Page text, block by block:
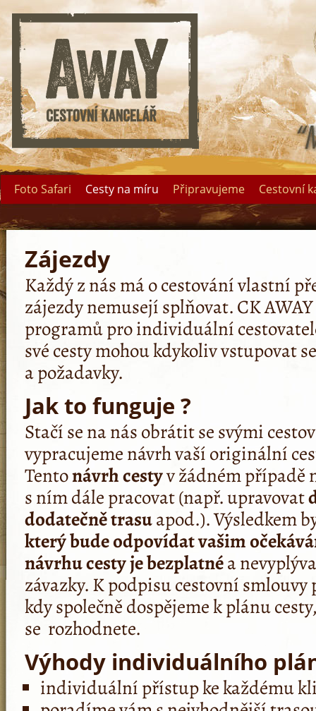
Foto Safari Cesty na míru Připravujeme Cestovní
Zájezdy
Každý z nás má o cestování vlastní
zájezdy nemusejí splňovat. CK
programů pro individuální
své cesty mohou kdykoliv vstupovat
a požadavky.
Jak to funguje ?
Stačí se na nás obrátit se svými
vypracujeme návrh vaší originální
Tentonávrh cestyv žádném případě
s ním dále pracovat (např. upravovat
dodatečně trasuapod.). Výsledkem
který bude odpovídat vašim
návrhu cesty je bezplat­néa
závazky. K podpisu cestovní
kdy společně dospějeme k plánu
se rozhodnete.
Výhody individuálního
individuální přístup ke každému